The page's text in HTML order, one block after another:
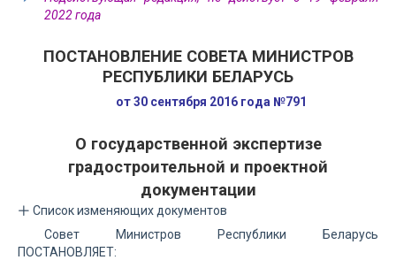
2022 года
ПОСТАНОВЛЕНИЕ СОВЕТА МИНИСТРОВ
РЕСПУБЛИКИ БЕЛАРУСЬ
от 30 сентября 2016 года №791
О государственной экспертизе
градостроительной и проектной
документации
Список изменяющих документов
Совет Министров Республики Беларусь
ПОСТАНОВЛЯЕТ: